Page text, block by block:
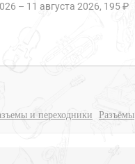
– 11 августа 2026 195 ₽
и переходники Разъёмы